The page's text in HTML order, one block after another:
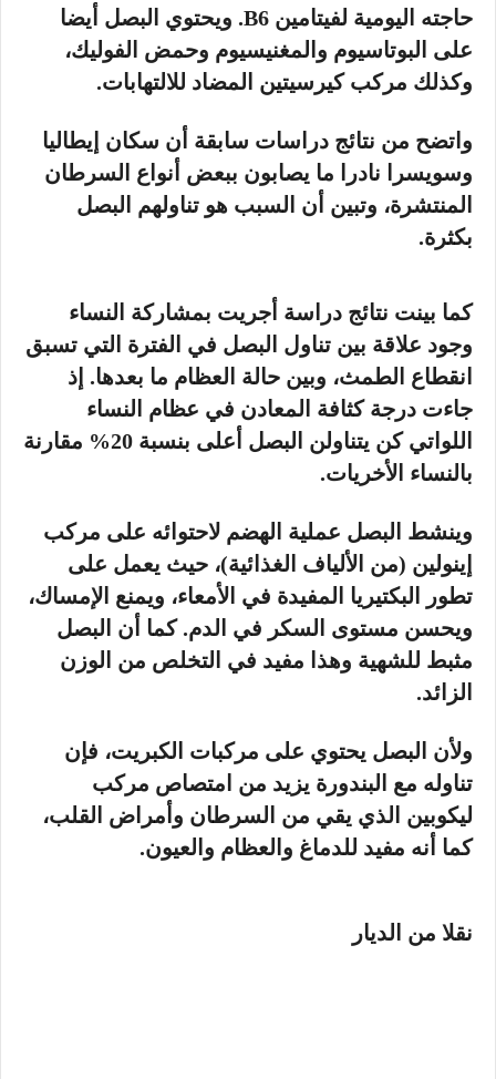
حاجته اليومية لفيتامين B6. ويحتوي البصل أيضا
على البوتاسيوم والمغنيسيوم وحمض الفوليك،
وكذلك مركب كيرسيتين المضاد للالتهابات.
واتضح من نتائج دراسات سابقة أن سكان إيطاليا
وسويسرا نادرا ما يصابون ببعض أنواع السرطان
المنتشرة، وتبين أن السبب هو تناولهم البصل
بكثرة.
كما بينت نتائج دراسة أجريت بمشاركة النساء
وجود علاقة بين تناول البصل في الفترة التي تسبق
انقطاع الطمث، وبين حالة العظام ما بعدها. إذ
جاءت درجة كثافة المعادن في عظام النساء
اللواتي كن يتناولن البصل أعلى بنسبة 20% مقارنة
بالنساء الأخريات.
وينشط البصل عملية الهضم لاحتوائه على مركب
إينولين (من الألياف الغذائية)، حيث يعمل على
تطور البكتيريا المفيدة في الأمعاء، ويمنع الإمساك،
ويحسن مستوى السكر في الدم. كما أن البصل
مثبط للشهية وهذا مفيد في التخلص من الوزن
الزائد.
ولأن البصل يحتوي على مركبات الكبريت، فإن
تناوله مع البندورة يزيد من امتصاص مركب
ليكوبين الذي يقي من السرطان وأمراض القلب،
كما أنه مفيد للدماغ والعظام والعيون.
نقلا من الديار